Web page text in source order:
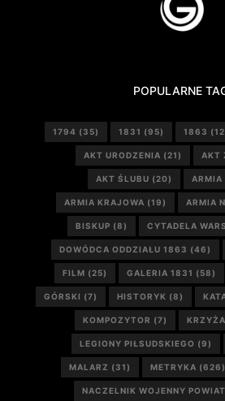
POPULARNE
1794 (35) 1831 (95) 1863
AKT URODZENIA (21) AKT
AKT ŚLUBU (20) ARMIA
ARMIA KRAJOWA (19) ARMIA
BISKUP (8) CYTADELA
DOWÓDCA ODDZIAŁU 1863 (46)
FILM (25) GALERIA 1831 (58)
GÓRSKI (7) HISTORYK (8)
KOMPOZYTOR (7)
LEGIONY PIŁSUDSKIEGO (9)
MALARZ (31) METRYKA (626)
NACZELNIK WOJENNY